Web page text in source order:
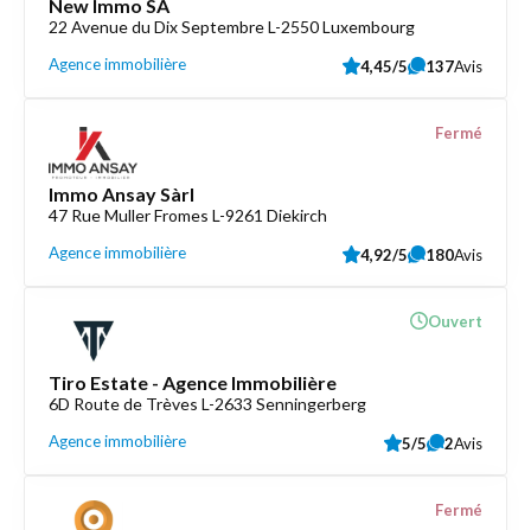
New Immo SA
22 Avenue du Dix Septembre L-2550 Luxembourg
Agence immobilière 4,45/5 137Avis
Immo Ansay Sàrl
47 Rue Muller Fromes L-9261 Diekirch
Agence immobilière
Fermé
4,92/5 180Avis
Tiro Estate - Agence Immobilière
6D Route de Trèves L-2633 Senningerberg
Agence immobilière
Ouvert
5/5 2Avis
Fermé